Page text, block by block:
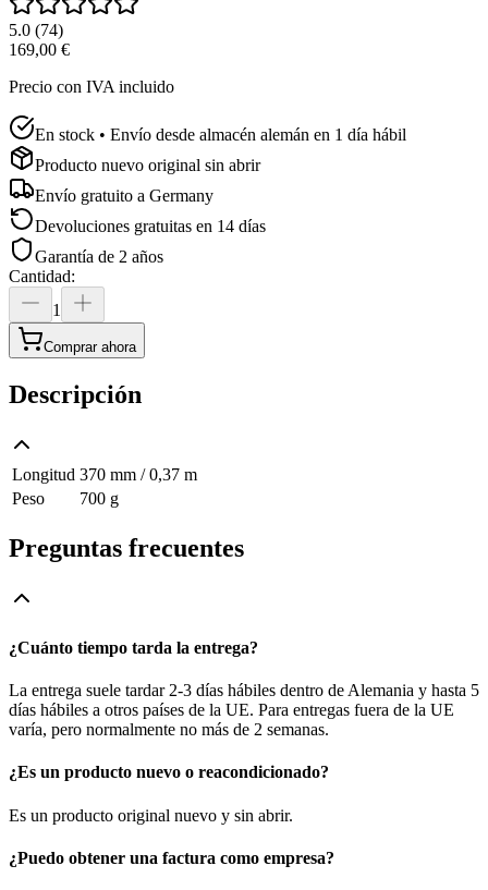
5.0 (74)
169,00 €
Precio con IVA incluido
En stock • Envío desde almacén alemán en 1 día hábil
Producto nuevo original sin abrir
Envío gratuito a Germany
Devoluciones gratuitas en 14 días
Garantía de 2 años
Cantidad:
1
Comprar ahora
Descripción
Longitud 370 mm / 0,37 m
Peso
700 g
Preguntas frecuentes
¿Cuánto tiempo tarda la entrega?
La entrega suele tardar 2-3 días hábiles dentro de Alemania y hasta 5
días hábiles a otros países de la UE. Para entregas fuera de la UE
varía, pero normalmente no más de 2 semanas.
¿Es un producto nuevo o reacondicionado?
Es un producto original nuevo y sin abrir.
¿Puedo obtener una factura como empresa?